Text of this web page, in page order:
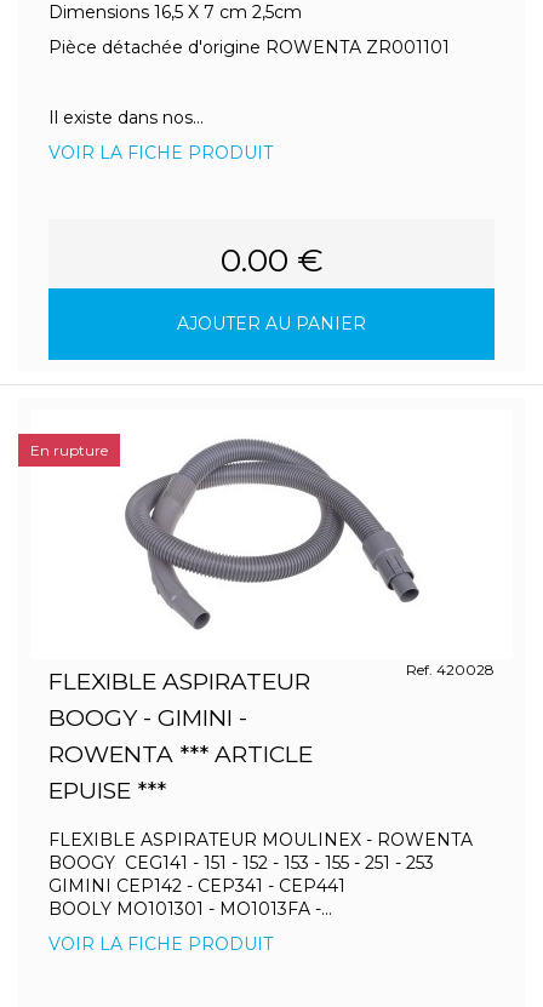
Dimensions 16,5 X 7 cm 2,5cm
Pièce détachée d'origine ROWENTA ZR001101
Il existe dans nos...
VOIR LA FICHE PRODUIT
0.00 €
AJOUTER AU PANIER
FLEXIBLE ASPIRATEUR
BOOGY - GIMINI -
ROWENTA *** ARTICLE
EPUISE ***
Ref. 420028
FLEXIBLE ASPIRATEUR MOULINEX - ROWENTA
BOOGY CEG141 - 151 - 152 - 153 - 155 - 251 - 253
GIMINI CEP142 - CEP341 - CEP441
BOOLY MO101301 - MO1013FA -...
VOIR LA FICHE PRODUIT
En rupture